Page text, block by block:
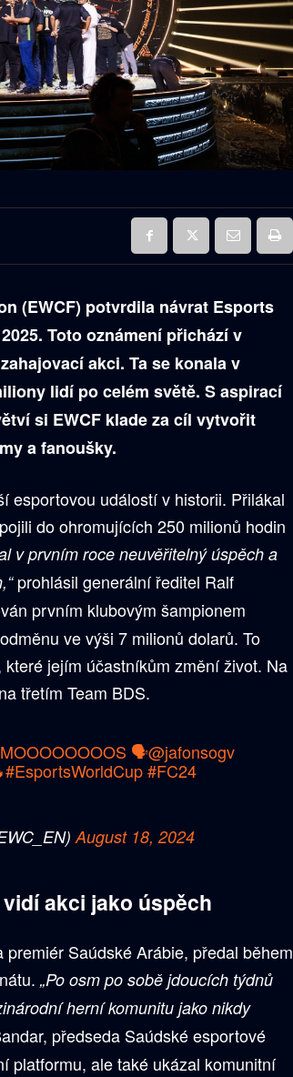
(EWCF) potvrdila návrat Esports
Toto oznámení přichází v
akci. Ta se konala v
lidí po celém světě. S aspirací
si EWCF klade za cíl vytvořit
a fanoušky.
esportovou událostí v historii. Přilákal
do ohromujících 250 milionů hodin
v prvním roce neuvěřitelný úspěch a
prohlásil generální ředitel Ralf
prvním klubovým šampionem
ve výši 7 milionů dolarů. To
jejím účastníkům změní život. Na
třetím Team BDS.
🗣️@jafonsogv
#EsportsWorldCup#FC24
August 18, 2024
akci jako úspěch
Saúdské Arábie, předal během
„Po osm po sobě jdoucích týdnů
herní komunitu jako nikdy
předseda Saúdské esportové
platformu, ale také ukázal komunitní